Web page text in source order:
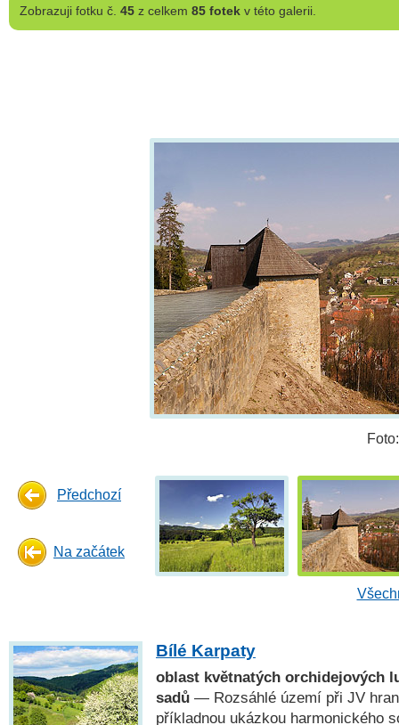
Zobrazujifotku č. 45z celkem 85 fotekv této galerii.
Předchozí
Na začátek
Bílé Karpaty
oblast květnatých orchidejových
sadů — Rozsáhlé území při JV
příkladnou ukázkou harmonického